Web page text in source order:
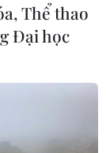
Thể thao
Đại học